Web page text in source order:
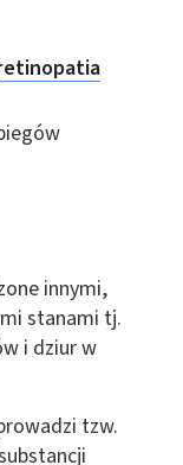
innymi,
stanami tj.
i dziur w
tzw.